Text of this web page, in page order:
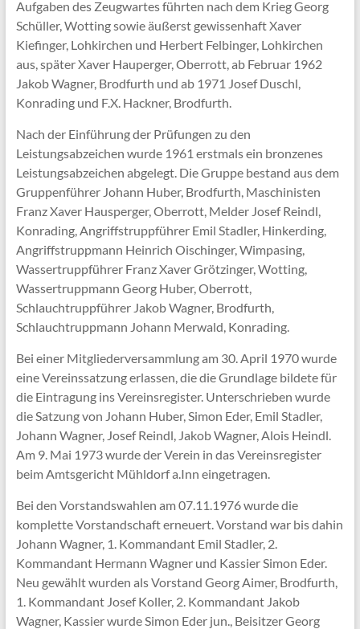
Aufgaben des Zeugwartes führten nach dem Krieg Georg
Schüller, Wotting sowie äußerst gewissenhaft Xaver
Kiefinger, Lohkirchen und Herbert Felbinger, Lohkirchen
aus, später Xaver Hauperger, Oberrott, ab Februar 1962
Jakob Wagner, Brodfurth und ab 1971 Josef Duschl,
Konrading und F.X. Hackner, Brodfurth.
Nach der Einführung der Prüfungen zu den
Leistungsabzeichen wurde 1961 erstmals ein bronzenes
Leistungsabzeichen abgelegt. Die Gruppe bestand aus dem
Gruppenführer Johann Huber, Brodfurth, Maschinisten
Franz Xaver Hausperger, Oberrott, Melder Josef Reindl,
Konrading, Angriffstruppführer Emil Stadler, Hinkerding,
Angriffstruppmann Heinrich Oischinger, Wimpasing,
Wassertruppführer Franz Xaver Grötzinger, Wotting,
Wassertruppmann Georg Huber, Oberrott,
Schlauchtruppführer Jakob Wagner, Brodfurth,
Schlauchtruppmann Johann Merwald, Konrading.
Bei einer Mitgliederversammlung am 30. April 1970 wurde
eine Vereinssatzung erlassen, die die Grundlage bildete für
die Eintragung ins Vereinsregister. Unterschrieben wurde
die Satzung von Johann Huber, Simon Eder, Emil Stadler,
Johann Wagner, Josef Reindl, Jakob Wagner, Alois Heindl.
Am 9. Mai 1973 wurde der Verein in das Vereinsregister
beim Amtsgericht Mühldorf a.Inn eingetragen.
Bei den Vorstandswahlen am 07.11.1976 wurde die
komplette Vorstandschaft erneuert. Vorstand war bis dahin
Johann Wagner, 1. Kommandant Emil Stadler, 2.
Kommandant Hermann Wagner und Kassier Simon Eder.
Neu gewählt wurden als Vorstand Georg Aimer, Brodfurth,
1. Kommandant Josef Koller, 2. Kommandant Jakob
Wagner, Kassier wurde Simon Eder jun., Beisitzer Georg